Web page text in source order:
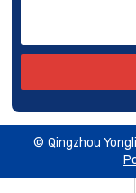
©️ Qingzhou